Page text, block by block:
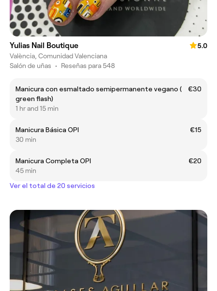
Yulias Nail Boutique
5.0
València, Comunidad Valenciana
Salón de uñas • Reseñas para 548
Manicura con esmaltado semipermanente vegano (
green flash)
€30
1 hr and 15 min
Manicura Básica OPI
€15
30 min
Manicura Completa OPI
€20
45 min
Ver el total de 20 servicios